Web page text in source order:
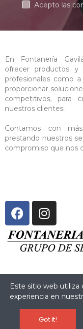
Acepto las
En Fontanería
ofrecer productos
profesionales como
proporcionar
competitivos, para
nuestros clientes.
Contamos con
prestando nuestros
compromiso que nos
Copyright © 2024
Este sitio web utiliza
experiencia en
Got it!